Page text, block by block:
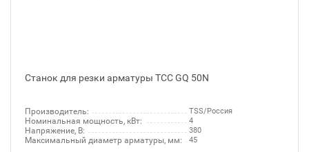
Станок для резки арматуры ТСС GQ 50N
Производитель: TSS/Россия
Номинальная мощность, кВт: 4
Напряжение, В: 380
Максимальный диаметр арматуры, мм: 45